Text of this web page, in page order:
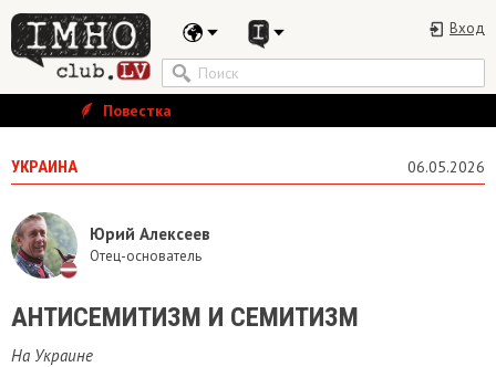
Вход
Повестка
УКРАИНА 06.05.2026
Юрий Алексеев
Отец-основатель
​АНТИСЕМИТИЗМ И СЕМИТИЗМ
На Украине